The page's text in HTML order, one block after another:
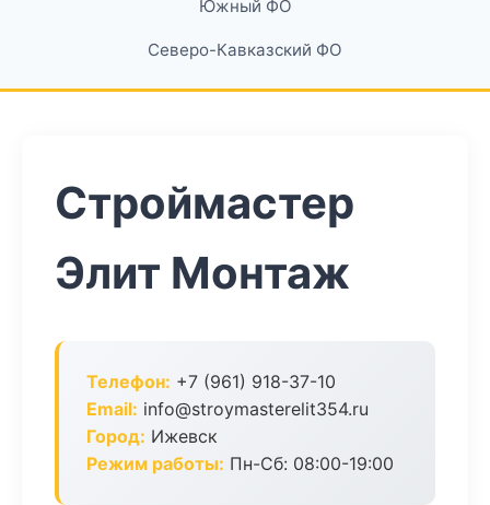
Южный ФО
Северо-Кавказский ФО
Строймастер
Элит Монтаж
Телефон: +7 (961) 918-37-10
Email: info@stroymasterelit354.ru
Город: Ижевск
Режим работы: Пн-Сб: 08:00-19:00